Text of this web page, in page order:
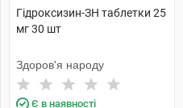
Гідроксизин-ЗН таблетки 25
мг 30 шт
Здоров'я народу
Є в наявності